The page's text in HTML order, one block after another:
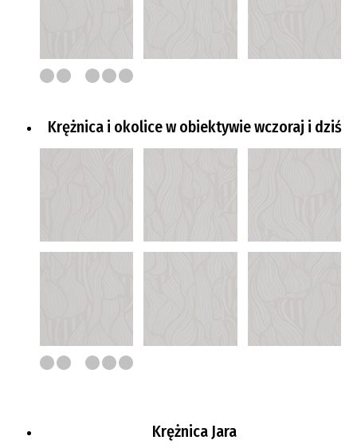
Krężnica i okolice w obiektywie wczoraj i dziś
Krężnica Jara